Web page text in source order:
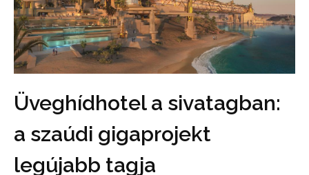
Üveghídhotel a sivatagban:
a szaúdi gigaprojekt
legújabb tagja